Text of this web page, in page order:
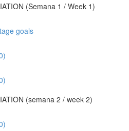
(Semana 1 / Week 1)
goals
(semana 2 / week 2)